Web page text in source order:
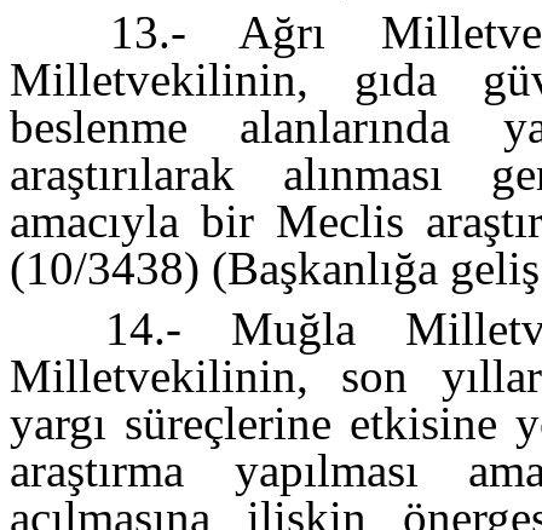
13.- Ağrı
Milletvekilinin, gıda
beslenme alanlarında
araştırılarak alınması
amacıyla bir Meclis
(10/3438) (Başkanlığa
14.- Muğla
Milletvekilinin, son
yargı süreçlerine etkisine
araştırma yapılması
açılmasına ilişkin